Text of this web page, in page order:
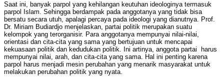
Saat ini, banyak parpol yang kehilangan keutuhan ideologinya termasuk
parpol Islam. Sehingga berdampak pada anggotanya yang tidak bisa
bersatu secara utuh, apalagi percaya pada ideologi yang dianutnya. Prof.
Dr. Miriam Budiardjo menjelaskan, partai politik merupakan suatu
kelompok yang terorganisir. Para anggotanya mempunyai nilai-nilai,
orientasi dan cita-cita yang sama yang bertujuan untuk mencapai
kekuasaan politik dan kedudukan politik. Ini artinya, anggota partai harus
mempunyai nilai, arah, dan cita-cita yang sama. Hal ini penting karena
parpol harus menjadi mesin perubahan yang menarik masyarakat untuk
melakukan perubahan politik yang nyata.